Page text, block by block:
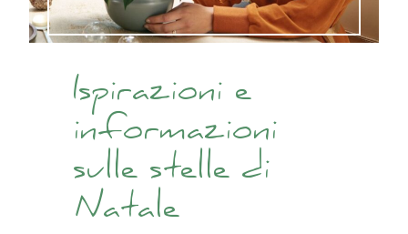
Ispirazioni e
informazioni
sulle stelle di
Natale